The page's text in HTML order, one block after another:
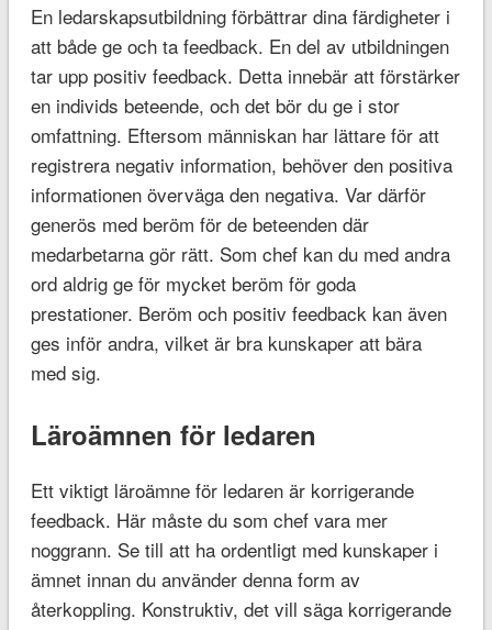
En ledarskapsutbildning förbättrar dina färdigheter i
att både ge och ta feedback. En del av utbildningen
tar upp positiv feedback. Detta innebär att förstärker
en individs beteende, och det bör du ge i stor
omfattning. Eftersom människan har lättare för att
registrera negativ information, behöver den positiva
informationen överväga den negativa. Var därför
generös med beröm för de beteenden där
medarbetarna gör rätt. Som chef kan du med andra
ord aldrig ge för mycket beröm för goda
prestationer. Beröm och positiv feedback kan även
ges inför andra, vilket är bra kunskaper att bära
med sig.
Läroämnen för ledaren
Ett viktigt läroämne för ledaren är korrigerande
feedback. Här måste du som chef vara mer
noggrann. Se till att ha ordentligt med kunskaper i
ämnet innan du använder denna form av
återkoppling. Konstruktiv, det vill säga korrigerande